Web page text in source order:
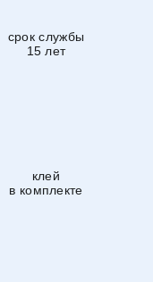
срок службы
15 лет
клей
в комплекте